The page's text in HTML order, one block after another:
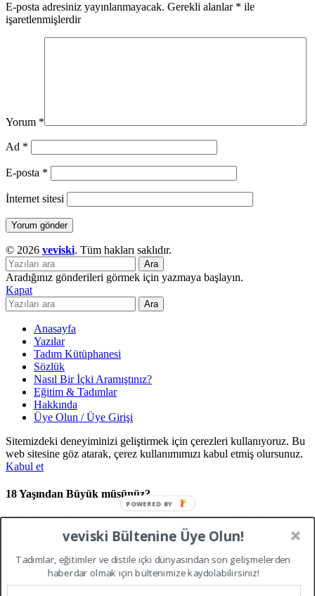
E-posta adresiniz yayınlanmayacak. Gerekli alanlar * ile
işaretlenmişlerdir
Yorum *
Ad *
E-posta *
İnternet sitesi
© 2026 veviski. Tüm hakları saklıdır.
Ara
Aradığınız gönderileri görmek için yazmaya başlayın.
Kapat
Ara
Anasayfa
Yazılar
Tadım Kütüphanesi
Sözlük
Nasıl Bir İçki Aramıştınız?
Eğitim & Tadımlar
Hakkında
Üye Olun / Üye Girişi
Sitemizdeki deneyiminizi geliştirmek için çerezleri kullanıyoruz. Bu
web sitesine göz atarak, çerez kullanımımızı kabul etmiş olursunuz.
Kabul et
18 Yaşından Büyük müsünüz?
Bu site, distile içki kültürü üzerine sadece yetişkinlere yönelik
eğitim, tarih ve tadım bilgilerini içermektedir. Türkiye Cumhuriyeti
kanunları gereği içerikleri görüntülemek için 18 yaşından büyük
olmanız gerekmektedir.Giriş yapmak için lütfen yaşınızı doğrulayın.
Erişim Engellendi
veviski Bültenine Üye Olun!
Tadımlar, eğitimler ve distile içki dünyasından son gelişmelerden
haberdar olmak için bültenimize kaydolabilirsiniz!
POWERED BY